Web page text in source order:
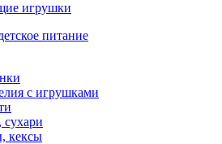
игрушки
питание
с игрушками
кексы